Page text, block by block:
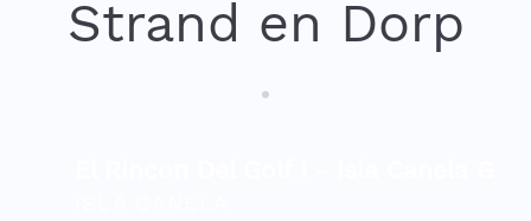
Strand en Dorp